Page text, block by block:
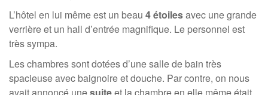
L’hôtel en lui même est un beau 4 étoilesavec une grande
verrière et un hall d’entrée magnifique. Le personnel est
très sympa.
Les chambres sont dotées d’une salle de bain très
spacieuse avec baignoire et douche. Par contre, on nous